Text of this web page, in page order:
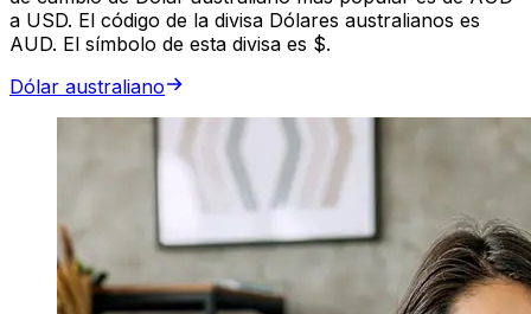
a USD. El código de la divisa Dólares australianos es
AUD. El símbolo de esta divisa es $.
Dólar australiano